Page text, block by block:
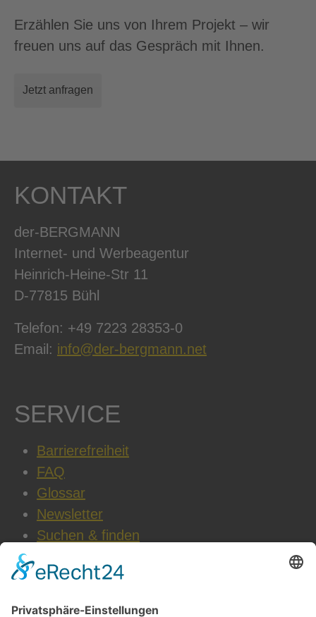
Erzählen Sie uns von Ihrem Projekt – wir
freuen uns auf das Gespräch mit Ihnen.
Jetzt anfragen
KONTAKT
der-BERGMANN
Internet- und Werbeagentur
Heinrich-Heine-Str 11
D-77815 Bühl
Telefon: +49 7223 28353-0
Email: info@der-bergmann.net
SERVICE
Barrierefreiheit
FAQ
Glossar
Newsletter
Suchen & finden
WEITERE INFOS